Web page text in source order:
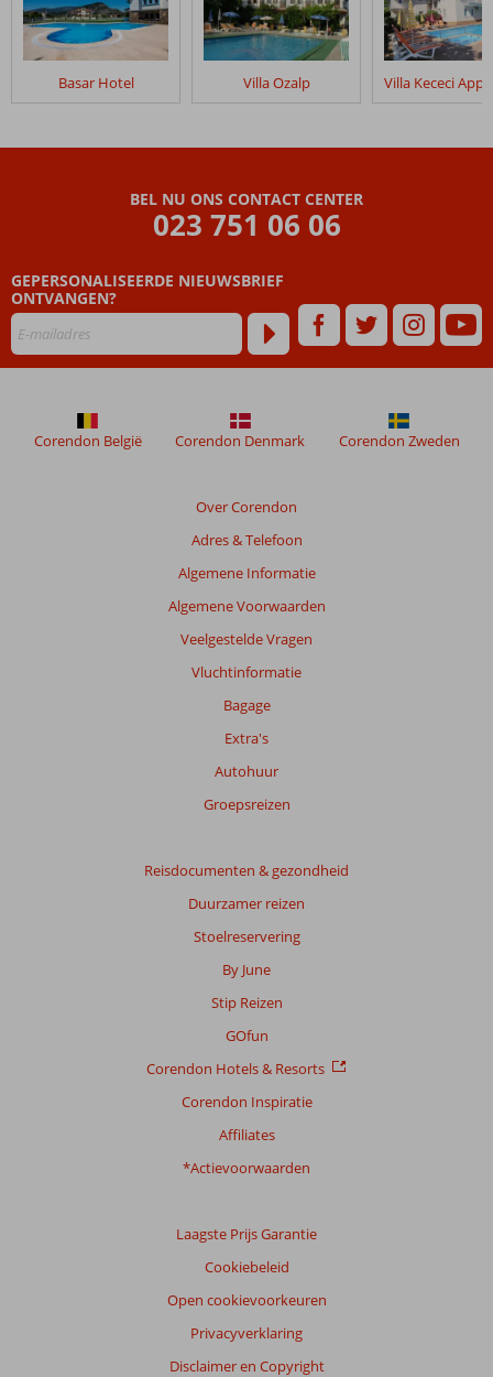
Basar Hotel Villa Ozalp
BEL NU ONS CONTACT CENTER
023 751 06 06
GEPERSONALISEERDE NIEUWSBRIEF
ONTVANGEN?
Over Corendon
Adres & Telefoon
Algemene Informatie
Algemene Voorwaarden
Veelgestelde Vragen
Vluchtinformatie
Bagage
Extra's
Autohuur
Groepsreizen
Reisdocumenten & gezondheid
Duurzamer reizen
Stoelreservering
By June
Stip Reizen
GOfun
Corendon Hotels & Resorts
Corendon Inspiratie
Affiliates
*Actievoorwaarden
Laagste Prijs Garantie
Cookiebeleid
Open cookievoorkeuren
Privacyverklaring
Disclaimer en Copyright
Corendon België Corendon Denmark Corendon Zweden